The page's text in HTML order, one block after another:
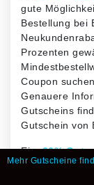
gute
Bestellung bei
Prozenten
Coupon
Genauere
Gutscheins
Gutschein von
Ein20%
Gutschein,
Mehr Gutscheine